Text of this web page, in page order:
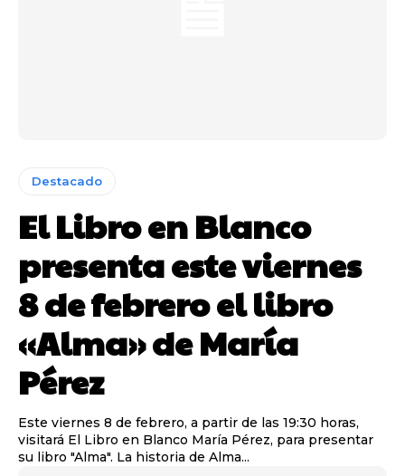
Destacado
El Libro en Blanco
presenta este viernes
8 de febrero el libro
«Alma» de María
Pérez
Este viernes 8 de febrero, a partir de las 19:30 horas,
visitará El Libro en Blanco María Pérez, para presentar
su libro "Alma". La historia de Alma...